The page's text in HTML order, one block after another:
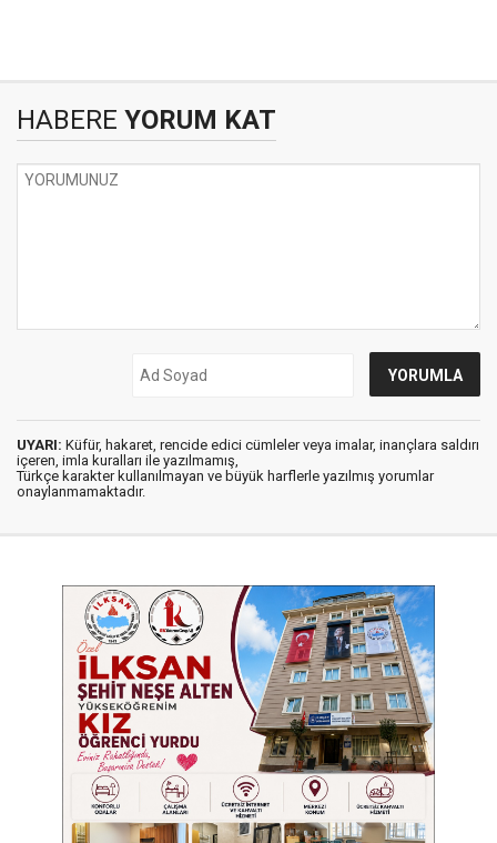
HABERE YORUM KAT
UYARI: Küfür, hakaret, rencide edici cümleler veya imalar, inançlara saldırı
içeren, imla kuralları ile yazılmamış,
Türkçe karakter kullanılmayan ve büyük harflerle yazılmış yorumlar
onaylanmamaktadır.